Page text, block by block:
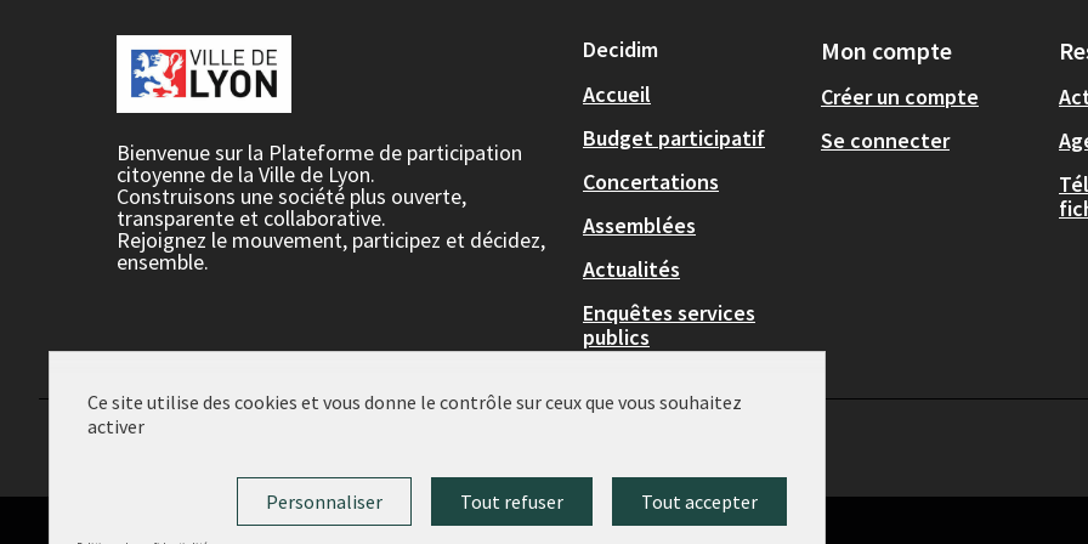
Bienvenue sur la Plateforme de participation
citoyenne de la Ville de Lyon.
Construisons une société plus ouverte,
transparente et collaborative.
Rejoignez le mouvement, participez et décidez,
ensemble.
Decidim
Accueil
Budget participatif
Concertations
Assemblées
Actualités
Enquêtes services
publics
Mon compte
Créer un compte
Se connecter
Ce site utilise des cookies et vous donne le contrôle sur ceux que vous souhaitez
activer
Tout accepter
Tout refuser
Personnaliser